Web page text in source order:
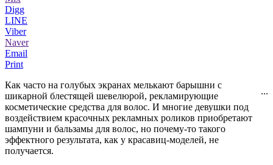
Digg
LINE
Viber
Naver
Email
Print
...
Как часто на голубых экранах мелькают барышни с
шикарной блестящей шевелюрой, рекламирующие
косметические средства для волос. И многие девушки под
воздействием красочных рекламных роликов приобретают
шампуни и бальзамы для волос, но почему-то такого
эффектного результата, как у красавиц-моделей, не
получается.